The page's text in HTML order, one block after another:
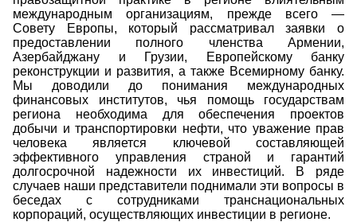
международным организациям, прежде всего —
Совету Европы, который рассматривал заявки о
предоставлении полного членства Армении,
Азербайджану и Грузии, Европейскому банку
реконструкции и развития, а также Всемирному банку.
Мы доводили до понимания международных
финансовых институтов, чья помощь государствам
региона необходима для обеспечения проектов
добычи и транспортировки нефти, что уважение прав
человека является ключевой составляющей
эффективного управления страной и гарантий
долгосрочной надежности их инвестиций. В ряде
случаев наши представители поднимали эти вопросы в
беседах с сотрудниками транснациональных
корпораций, осуществляющих инвестиции в регионе.